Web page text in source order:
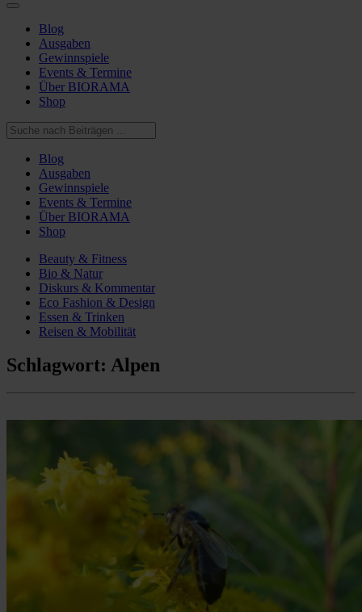
Blog
Ausgaben
Gewinnspiele
Events & Termine
Über BIORAMA
Shop
Blog
Ausgaben
Gewinnspiele
Events & Termine
Über BIORAMA
Shop
Beauty & Fitness
Bio & Natur
Diskurs & Kommentar
Eco Fashion & Design
Essen & Trinken
Reisen & Mobilität
Schlagwort: Alpen